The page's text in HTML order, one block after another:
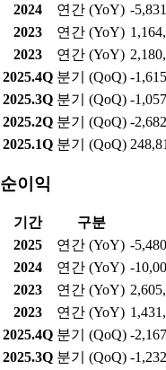
2024
연간 (YoY) -
2023
연간 (YoY)
2023
연간 (YoY)
2025.4Q 분기 (QoQ) -
2025.3Q 분기 (QoQ) -
2025.2Q 분기 (QoQ) -
2025.1Q 분기 (QoQ)
순이익
기간 구분
2025
연간 (YoY) -
2024
연간 (YoY) -
2023
연간 (YoY)
2023
연간 (YoY)
2025.4Q 분기 (QoQ) -
2025.3Q 분기 (QoQ) -